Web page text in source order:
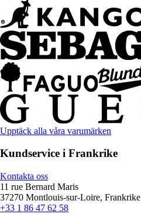
Upptäck alla våra varumärken
Kundservice i Frankrike
Kontakta oss
11 rue Bernard Maris
37270 Montlouis-sur-Loire, Frankrike
+33 1 86 47 62 58